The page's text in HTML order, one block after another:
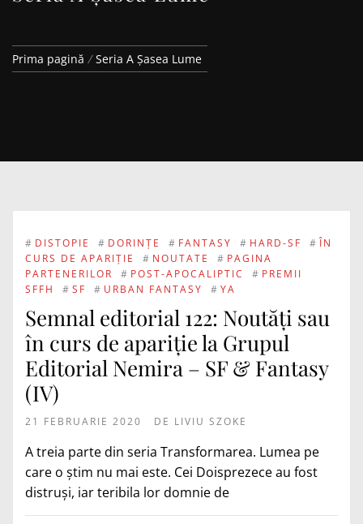
Prima pagină Seria A Șasea Lume
# DISTOPIE # DORINȚE # FANTASY # HARD-SF # ÎN
CURS DE APARIȚIE
# NOUTATE # PAGINA
PARTENERILOR
# POST-APOCALIPTIC # PREMII
SFFH
# SF # URBAN FANTASY # YA
Semnal editorial 122: Noutăți sau
în curs de apariție la Grupul
Editorial Nemira – SF & Fantasy
(IV)
21 FEBRUARIE 2020 DE LIVIU SZOKE
A treia parte din seria Transformarea. Lumea pe
care o știm nu mai este. Cei Doisprezece au fost
distruși, iar teribila lor domnie de